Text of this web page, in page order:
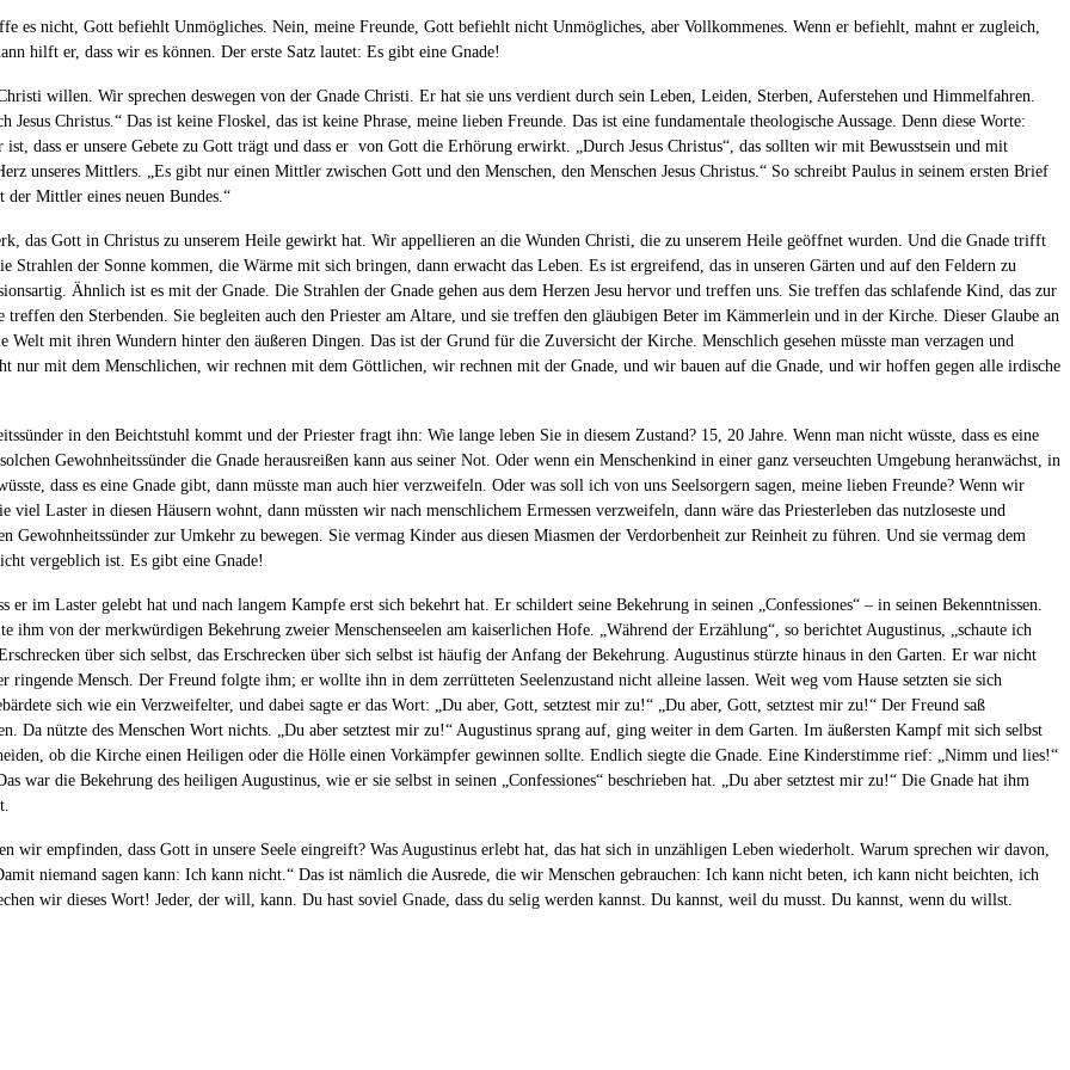
es nicht, Gott befiehlt Unmögliches. Nein, meine Freunde, Gott befiehlt nicht Unmögliches, aber Vollkommenes. Wenn er befiehlt, mahnt er zugleich,
hilft er, dass wir es können. Der erste Satz lautet: Es gibt eine Gnade!
willen. Wir sprechen deswegen von der Gnade Christi. Er hat sie uns verdient durch sein Leben, Leiden, Sterben, Auferstehen und Himmelfahren.
Christus.“ Das ist keine Floskel, das ist keine Phrase, meine lieben Freunde. Das ist eine fundamentale theologische Aussage. Denn diese Worte:
dass er unsere Gebete zu Gott trägt und dass er von Gott die Erhörung erwirkt. „Durch Jesus Christus“, das sollten wir mit Bewusstsein und mit
unseres Mittlers. „Es gibt nur einen Mittler zwischen Gott und den Menschen, den Menschen Jesus Christus.“ So schreibt Paulus in seinem ersten Brief
der Mittler eines neuen Bundes.“
das Gott in Christus zu unserem Heile gewirkt hat. Wir appellieren an die Wunden Christi, die zu unserem Heile geöffnet wurden. Und die Gnade trifft
der Sonne kommen, die Wärme mit sich bringen, dann erwacht das Leben. Es ist ergreifend, das in unseren Gärten und auf den Feldern zu
Ähnlich ist es mit der Gnade. Die Strahlen der Gnade gehen aus dem Herzen Jesu hervor und treffen uns. Sie treffen das schlafende Kind, das zur
den Sterbenden. Sie begleiten auch den Priester am Altare, und sie treffen den gläubigen Beter im Kämmerlein und in der Kirche. Dieser Glaube an
mit ihren Wundern hinter den äußeren Dingen. Das ist der Grund für die Zuversicht der Kirche. Menschlich gesehen müsste man verzagen und
nur mit dem Menschlichen, wir rechnen mit dem Göttlichen, wir rechnen mit der Gnade, und wir bauen auf die Gnade, und wir hoffen gegen alle irdische
in den Beichtstuhl kommt und der Priester fragt ihn: Wie lange leben Sie in diesem Zustand? 15, 20 Jahre. Wenn man nicht wüsste, dass es eine
Gewohnheitssünder die Gnade herausreißen kann aus seiner Not. Oder wenn ein Menschenkind in einer ganz verseuchten Umgebung heranwächst, in
dass es eine Gnade gibt, dann müsste man auch hier verzweifeln. Oder was soll ich von uns Seelsorgern sagen, meine lieben Freunde? Wenn wir
Laster in diesen Häusern wohnt, dann müssten wir nach menschlichem Ermessen verzweifeln, dann wäre das Priesterleben das nutzloseste und
Gewohnheitssünder zur Umkehr zu bewegen. Sie vermag Kinder aus diesen Miasmen der Verdorbenheit zur Reinheit zu führen. Und sie vermag dem
vergeblich ist. Es gibt eine Gnade!
im Laster gelebt hat und nach langem Kampfe erst sich bekehrt hat. Er schildert seine Bekehrung in seinen „Confessiones“ – in seinen Bekenntnissen.
von der merkwürdigen Bekehrung zweier Menschenseelen am kaiserlichen Hofe. „Während der Erzählung“, so berichtet Augustinus, „schaute ich
über sich selbst, das Erschrecken über sich selbst ist häufig der Anfang der Bekehrung. Augustinus stürzte hinaus in den Garten. Er war nicht
Mensch. Der Freund folgte ihm; er wollte ihn in dem zerrütteten Seelenzustand nicht alleine lassen. Weit weg vom Hause setzten sie sich
sich wie ein Verzweifelter, und dabei sagte er das Wort: „Du aber, Gott, setztest mir zu!“ „Du aber, Gott, setztest mir zu!“ Der Freund saß
Da nützte des Menschen Wort nichts. „Du aber setztest mir zu!“ Augustinus sprang auf, ging weiter in dem Garten. Im äußersten Kampf mit sich selbst
ob die Kirche einen Heiligen oder die Hölle einen Vorkämpfer gewinnen sollte. Endlich siegte die Gnade. Eine Kinderstimme rief: „Nimm und lies!“
war die Bekehrung des heiligen Augustinus, wie er sie selbst in seinen „Confessiones“ beschrieben hat. „Du aber setztest mir zu!“ Die Gnade hat ihm
wir empfinden, dass Gott in unsere Seele eingreift? Was Augustinus erlebt hat, das hat sich in unzähligen Leben wiederholt. Warum sprechen wir davon,
niemand sagen kann: Ich kann nicht.“ Das ist nämlich die Ausrede, die wir Menschen gebrauchen: Ich kann nicht beten, ich kann nicht beichten, ich
wir dieses Wort! Jeder, der will, kann. Du hast soviel Gnade, dass du selig werden kannst. Du kannst, weil du musst. Du kannst, wenn du willst.